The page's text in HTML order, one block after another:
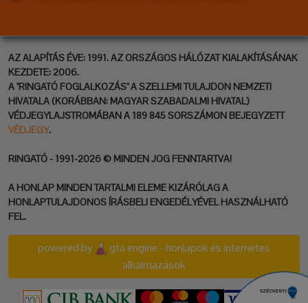
AZ ALAPÍTÁS ÉVE: 1991. AZ ORSZÁGOS HÁLÓZAT KIALAKÍTÁSÁNAK
KEZDETE: 2006.
A "RINGATÓ FOGLALKOZÁS" A SZELLEMI TULAJDON NEMZETI
HIVATALA (KORÁBBAN: MAGYAR SZABADALMI HIVATAL)
VÉDJEGYLAJSTROMÁBAN A 189 845 SORSZÁMON BEJEGYZETT
VÉDJEGY.
RINGATÓ - 1991-2026 © MINDEN JOG FENNTARTVA!
A HONLAP MINDEN TARTALMI ELEME KIZÁRÓLAG A
HONLAPTULAJDONOS ÍRÁSBELI ENGEDÉLYÉVEL HASZNÁLHATÓ
FEL.
powered by
gta engine - honlapok és internetes
alkalmazások